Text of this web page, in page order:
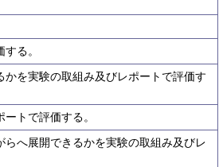
る。
を実験の取組み及びレポートで評価す
トで評価する。
へ展開できるかを実験の取組み及びレ